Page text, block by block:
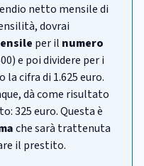
netto mensile di
dovrai
per il numero
e poi dividere per i
cifra di 1.625 euro.
dà come risultato
325 euro. Questa è
che sarà trattenuta
il prestito.